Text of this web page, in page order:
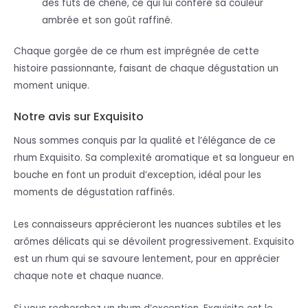
des fûts de chêne, ce qui lui confère sa couleur
ambrée et son goût raffiné.
Chaque gorgée de ce rhum est imprégnée de cette
histoire passionnante, faisant de chaque dégustation un
moment unique.
Notre avis sur Exquisito
Nous sommes conquis par la qualité et l’élégance de ce
rhum Exquisito. Sa complexité aromatique et sa longueur en
bouche en font un produit d’exception, idéal pour les
moments de dégustation raffinés.
Les connaisseurs apprécieront les nuances subtiles et les
arômes délicats qui se dévoilent progressivement. Exquisito
est un rhum qui se savoure lentement, pour en apprécier
chaque note et chaque nuance.